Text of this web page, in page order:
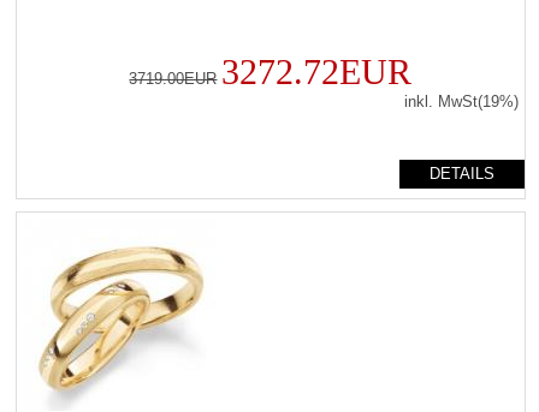
3719.00EUR 3272.72EUR
inkl. MwSt(19%)
DETAILS